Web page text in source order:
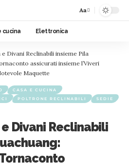
Aa
cucina Elettronica
e Divani Reclinabili insieme Pila
assicurati insieme l’Viveri
Maquette
CASA E CUCINA
POLTRONE RECLINABILI
SEDIE
Divani Reclinabili